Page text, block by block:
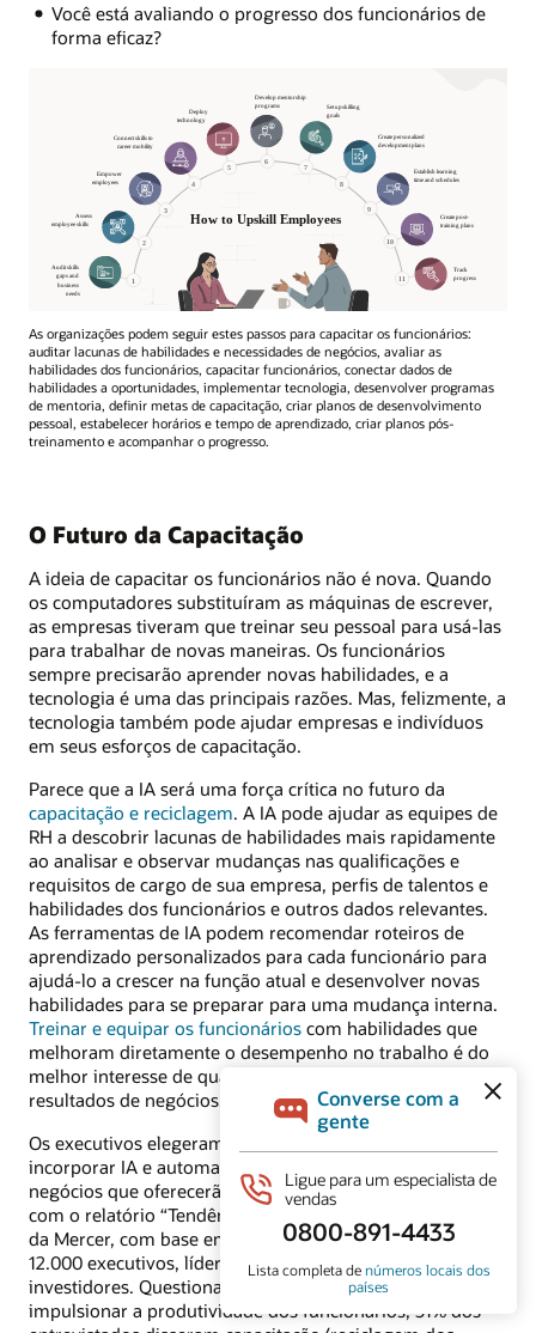
Você está avaliando o progresso dos funcionários de
forma eficaz?
As organizações podem seguir estes passos para capacitar os funcionários:
auditar lacunas de habilidades e necessidades de negócios, avaliar as
habilidades dos funcionários, capacitar funcionários, conectar dados de
habilidades a oportunidades, implementar tecnologia, desenvolver programas
de mentoria, definir metas de capacitação, criar planos de desenvolvimento
pessoal, estabelecer horários e tempo de aprendizado, criar planos pós-
treinamento e acompanhar o progresso.
O Futuro da Capacitação
A ideia de capacitar os funcionários não é nova. Quando
os computadores substituíram as máquinas de escrever,
as empresas tiveram que treinar seu pessoal para usá-las
para trabalhar de novas maneiras. Os funcionários
sempre precisarão aprender novas habilidades, e a
tecnologia é uma das principais razões. Mas, felizmente, a
tecnologia também pode ajudar empresas e indivíduos
em seus esforços de capacitação.
Parece que a IA será uma força crítica no futuro da
capacitação e reciclagem. A IA pode ajudar as equipes de
RH a descobrir lacunas de habilidades mais rapidamente
ao analisar e observar mudanças nas qualificações e
requisitos de cargo de sua empresa, perfis de talentos e
habilidades dos funcionários e outros dados relevantes.
As ferramentas de IA podem recomendar roteiros de
aprendizado personalizados para cada funcionário para
ajudá-lo a crescer na função atual e desenvolver novas
habilidades para se preparar para uma mudança interna.
Treinar e equipar os funcionários com habilidades que
melhoram diretamente o desempenho no trabalho é do
melhor interesse de qualquer empresa para melhorar os
resultados de negócios.
Os executivos elegeram a reformulação do trabalho para
incorporar IA e automação como uma das estratégias de
negócios que oferecerão o maior crescimento, de acordo
com o relatório “Tendências Globais de Talentos de 2024”
da Mercer, com base em uma pesquisa com mais de
12.000 executivos, líderes de RH, funcionários e
investidores. Questionados sobre o que poderia
impulsionar a produtividade dos funcionários, 51% dos